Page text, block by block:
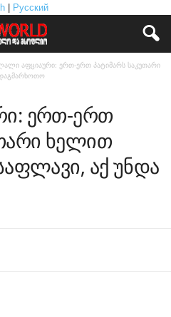
Русский
აფციაური: ერთ-ერთ პატიმარს საკუთარი
ერთ-ერთ
ხელით
აქ უნდა